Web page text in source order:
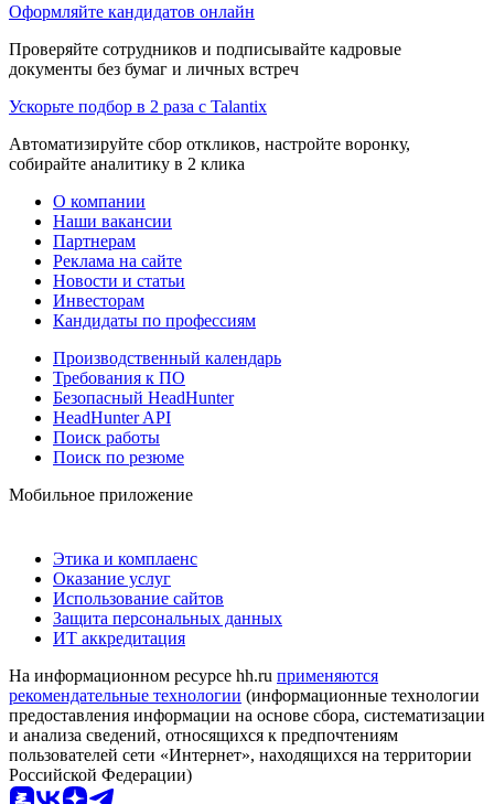
Оформляйте кандидатов онлайн
Проверяйте сотрудников и подписывайте кадровые
документы без бумаг и личных встреч
Ускорьте подбор в 2 раза с Talantix
Автоматизируйте сбор откликов, настройте воронку,
собирайте аналитику в 2 клика
О компании
Наши вакансии
Партнерам
Реклама на сайте
Новости и статьи
Инвесторам
Кандидаты по профессиям
Производственный календарь
Требования к ПО
Безопасный HeadHunter
HeadHunter API
Поиск работы
Поиск по резюме
Мобильное приложение
Этика и комплаенс
Оказание услуг
Использование сайтов
Защита персональных данных
ИТ аккредитация
На информационном ресурсе hh.ru применяются
рекомендательные технологии (информационные технологии
предоставления информации на основе сбора, систематизации
и анализа сведений, относящихся к предпочтениям
пользователей сети «Интернет», находящихся на территории
Российской Федерации)